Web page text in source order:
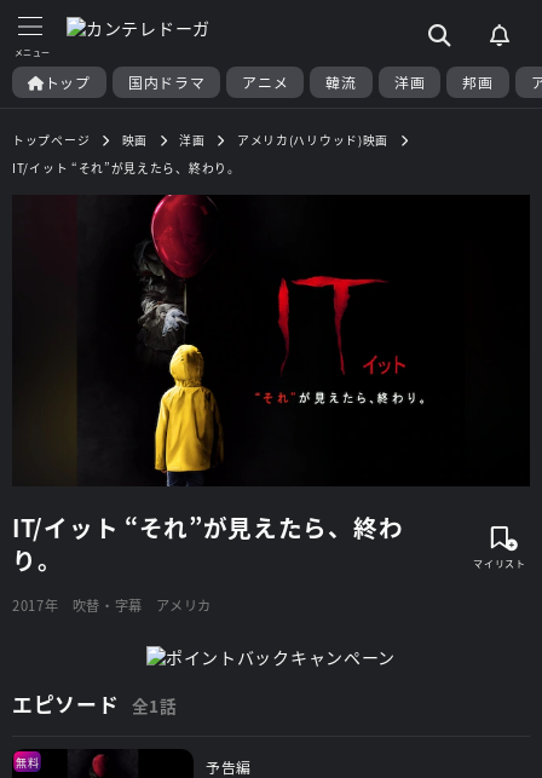
トップ 国内ドラマ アニメ 韓流 洋画 邦画
トップページ 映画 洋画
アメリカ(ハリウッド)映画
IT/イット “それ”が見えたら、終わり。
IT/イット “それ”が見えたら、終わ
り。
2017年 吹替・字幕 アメリカ
エピソード 全1話
無料 予告編